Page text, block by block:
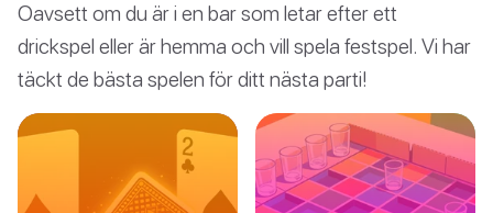
Oavsett om du är i en bar som letar efter ett
drickspel eller är hemma och vill spela festspel. Vi har
täckt de bästa spelen för ditt nästa parti!